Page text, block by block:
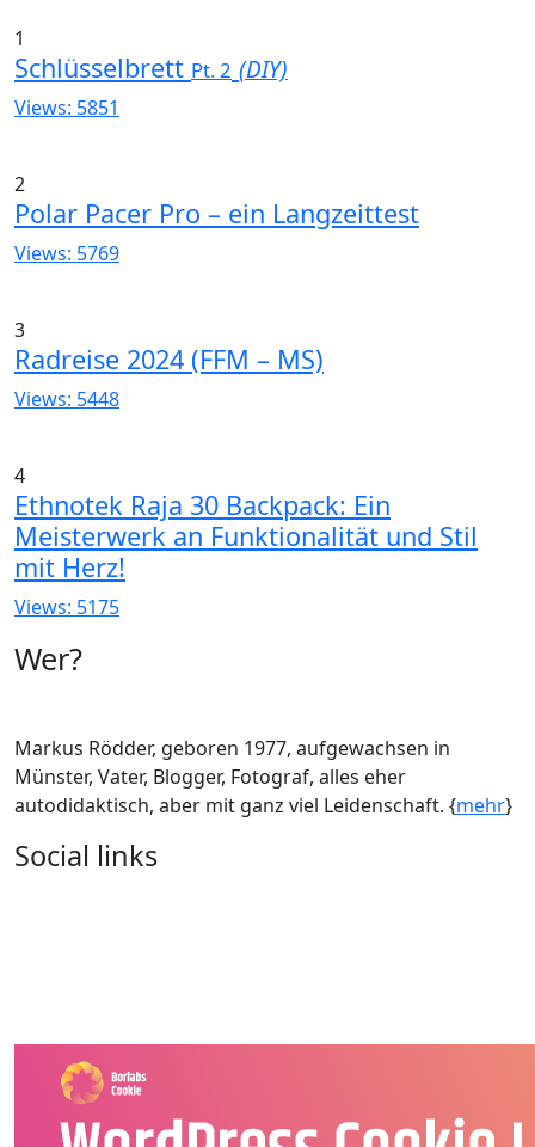
1
Schlüsselbrett Pt. 2 (DIY)
Views: 5851
2
Polar Pacer Pro – ein Langzeittest
Views: 5769
3
Radreise 2024 (FFM – MS)
Views: 5448
4
Ethnotek Raja 30 Backpack: Ein
Meisterwerk an Funktionalität und Stil
mit Herz!
Views: 5175
Wer?
Markus Rödder, geboren 1977, aufgewachsen in
Münster, Vater, Blogger, Fotograf, alles eher
autodidaktisch, aber mit ganz viel Leidenschaft. {mehr}
Social links